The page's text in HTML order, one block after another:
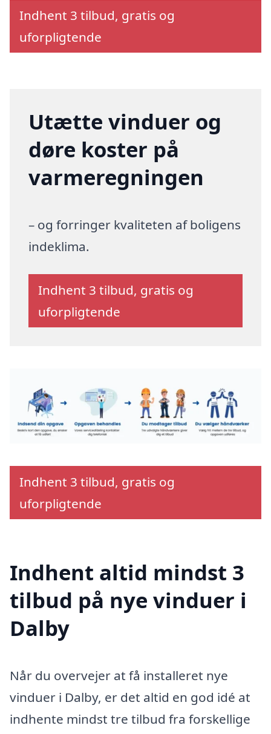
Indhent 3 tilbud, gratis og
uforpligtende
Utætte vinduer og
døre koster på
varmeregningen
– og forringer kvaliteten af boligens
indeklima.
Indhent 3 tilbud, gratis og
uforpligtende
Indhent 3 tilbud, gratis og
uforpligtende
Indhent altid mindst 3
tilbud på nye vinduer i
Dalby
Når du overvejer at få installeret nye
vinduer i Dalby, er det altid en god idé at
indhente mindst tre tilbud fra forskellige